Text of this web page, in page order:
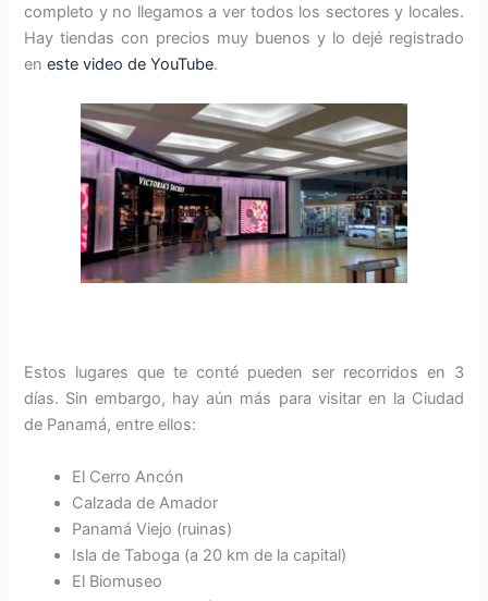
completo y no llegamos a ver todos los sectores y locales.
Hay tiendas con precios muy buenos y lo dejé registrado
eneste video de YouTube.
Estos lugares que te conté pueden ser recorridos en 3
días. Sin embargo, hay aún más para visitar en la Ciudad
de Panamá, entre ellos:
El Cerro Ancón
Calzada de Amador
Panamá Viejo (ruinas)
Isla de Taboga (a 20 km de la capital)
El Biomuseo